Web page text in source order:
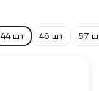
44 шт 46 шт 57